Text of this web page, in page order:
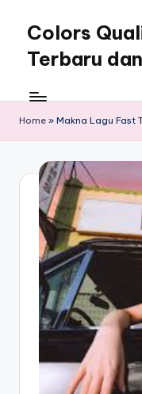
content
Colors
Terbaru
Home » Makna Lagu Fast